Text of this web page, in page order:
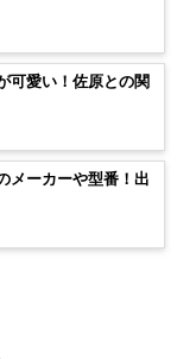
可愛い！佐原との関
メーカーや型番！出